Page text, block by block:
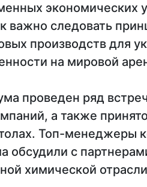
экономических
важно следовать
производств для
на мировой
проведен ряд
а также
Топ-менеджеры
обсудили с
химической